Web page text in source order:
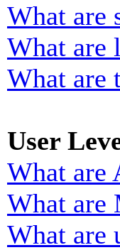
What are
What are
What are
User
What are
What are
What are